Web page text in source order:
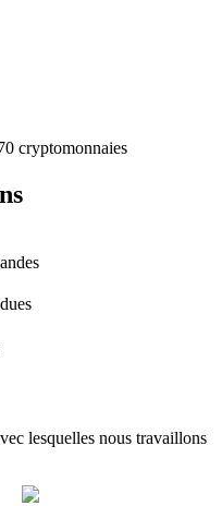
cryptomonnaies
lesquelles nous travaillons